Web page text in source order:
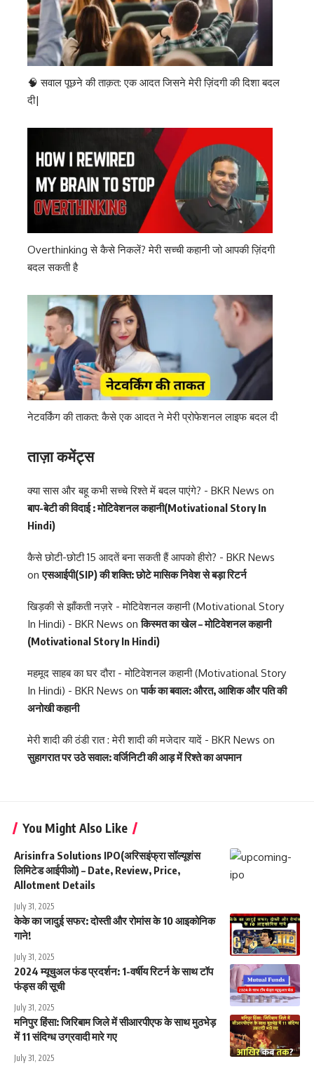
🧠 सवाल पूछने की ताक़त: एक आदत जिसने मेरी ज़िंदगी की दिशा बदल
दी|
Overthinking से कैसे निकलें? मेरी सच्ची कहानी जो आपकी ज़िंदगी
बदल सकती है
नेटवर्किंग की ताकत: कैसे एक आदत ने मेरी प्रोफेशनल लाइफ बदल दी
ताज़ा कमेंट्स
क्या सास और बहू कभी सच्चे रिश्ते में बदल पाएंगे? - BKR News on
बाप-बेटी की विदाई : मोटिवेशनल कहानी(Motivational Story In
Hindi)
कैसे छोटी-छोटी 15 आदतें बना सकती हैं आपको हीरो? - BKR News
onएसआईपी(SIP) की शक्ति: छोटे मासिक निवेश से बड़ा रिटर्न
खिड़की से झाँकती नज़रे - मोटिवेशनल कहानी (Motivational Story
In Hindi) - BKR News onकिस्मत का खेल – मोटिवेशनल कहानी
(Motivational Story In Hindi)
महमूद साहब का घर दौरा - मोटिवेशनल कहानी (Motivational Story
In Hindi) - BKR News onपार्क का बवाल: औरत, आशिक और पति की
अनोखी कहानी
मेरी शादी की ठंडी रात : मेरी शादी की मजेदार यादें - BKR News on
सुहागरात पर उठे सवाल: वर्जिनिटी की आड़ में रिश्ते का अपमान
You Might Also Like
Arisinfra Solutions IPO(अरिसइंफ्रा सॉल्यूशंस
लिमिटेड आईपीओ) – Date, Review, Price,
Allotment Details
July 31, 2025
केके का जादुई सफर: दोस्ती और रोमांस के 10 आइकोनिक
गाने!
July 31, 2025
2024 म्यूचुअल फंड प्रदर्शन: 1-वर्षीय रिटर्न के साथ टॉप
फंड्स की सूची
July 31, 2025
मनिपुर हिंसा: जिरिबाम जिले में सीआरपीएफ के साथ मुठभेड़
में 11 संदिग्ध उग्रवादी मारे गए
July 31, 2025